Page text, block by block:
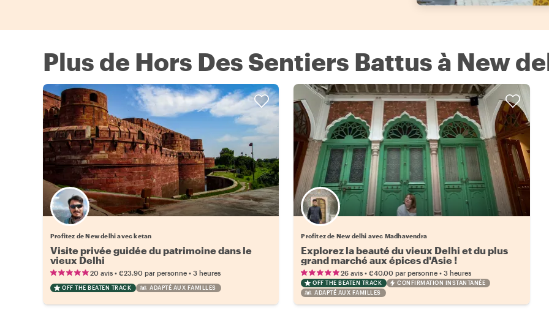
Plus de Hors Des Sentiers Battus à New
Profitez de New delhi avec ketan
Visite privée guidée du patrimoine dans le
vieux Delhi
20 avis • €23.90 par personne • 3 heures
OFF THE BEATEN TRACK ADAPTÉ AUX FAMILLES
Profitez de New delhi avec Madhavendra
Explorez la beauté du vieux Delhi et du plus
grand marché aux épices d'Asie !
26 avis •€40.00 par personne •3 heures
OFF THE BEATEN TRACK
CONFIRMATION INSTANTANÉE
ADAPTÉ AUX FAMILLES